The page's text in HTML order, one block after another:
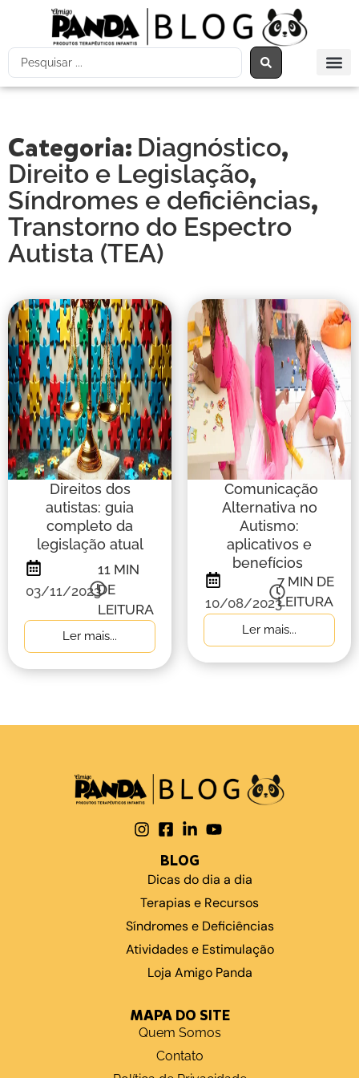
Categoria: Diagnóstico,
Direito e Legislação,
Síndromes e deficiências,
Transtorno do Espectro
Autista (TEA)
Direitos dos
autistas: guia
completo da
legislação atual
03/11/2023
11 MIN
DE
LEITURA
Ler mais...
Comunicação
Alternativa no
Autismo:
aplicativos e
benefícios
10/08/2023
7 MIN DE
LEITURA
Ler mais...
BLOG
Dicas do dia a dia
Terapias e Recursos
Síndromes e Deficiências
Atividades e Estimulação
Loja Amigo Panda
MAPA DO SITE
Quem Somos
Contato